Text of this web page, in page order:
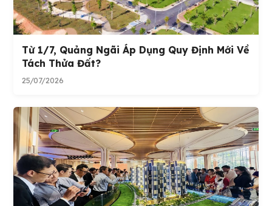
Từ 1/7, Quảng Ngãi Áp Dụng Quy Định Mới Về
Tách Thửa Đất?
25/07/2026